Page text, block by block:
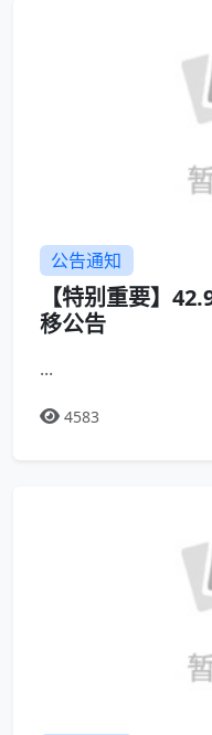
公告通知
【特别重要】
移公告
...
4583